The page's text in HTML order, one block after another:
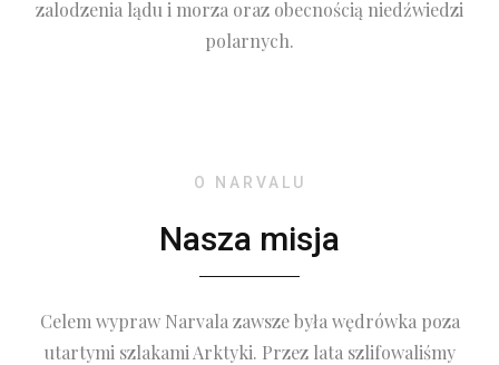
zalodzenia lądu i morza oraz obecnością niedźwiedzi
polarnych.
O NARVALU
Nasza misja
Celem wypraw Narvala zawsze była wędrówka poza
utartymi szlakami Arktyki. Przez lata szlifowaliśmy